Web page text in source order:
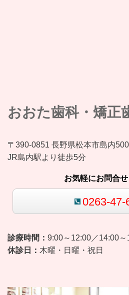
おおた歯科・矯正
〒390-0851 長野県松本市島内
JR島内駅より徒歩5分
お気軽にお問合
0263-47-
診療時間： 9:00～12:00／14:00～
休診日： 木曜・日曜・祝日